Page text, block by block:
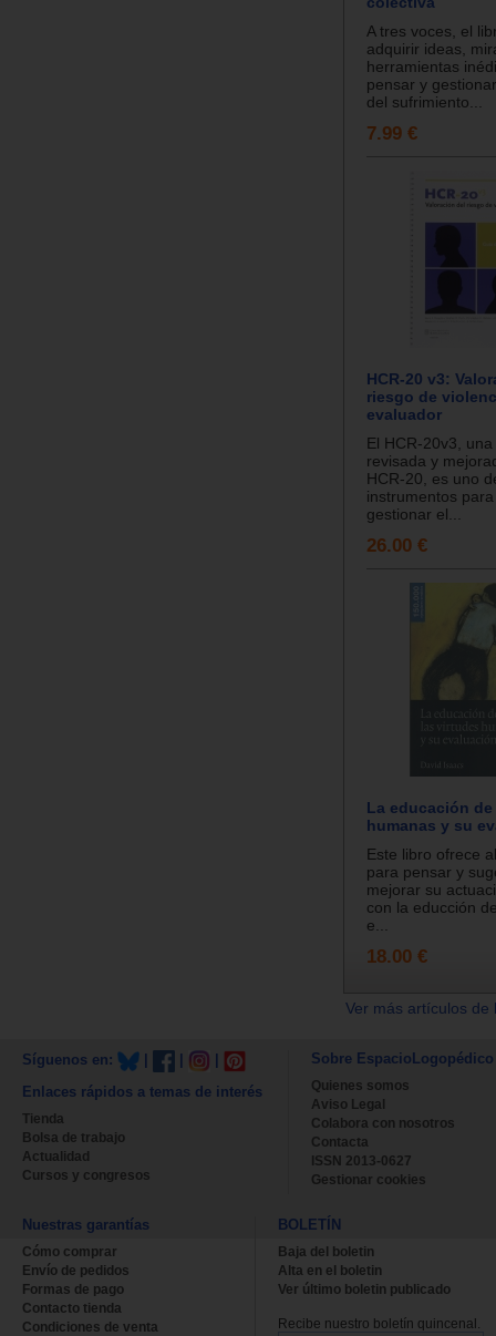
A tres voces, el
adquirir ideas,
herramientas
pensar y
del sufrimiento...
7.99 €
HCR-20 v3:
riesgo de
evaluador
El HCR-20v3,
revisada y
HCR-20, es uno
instrumentos
gestionar el...
26.00 €
La educación
humanas y su
Este libro ofrece
para pensar y
mejorar su
con la educción
e...
18.00 €
Ver más artículos
Síguenos en:
Enlaces rápidos a temas de interés
Tienda
Bolsa de trabajo
Actualidad
Cursos y congresos
Sobre EspacioLogopédico
Quienes somos
Aviso Legal
Colabora con nosotros
Contacta
ISSN 2013-0627
Gestionar cookies
Nuestras garantías
Cómo comprar
Envío de pedidos
Formas de pago
Contacto tienda
Condiciones de venta
BOLETÍN
Baja del boletin
Alta en el boletin
Ver último boletin publicado
Recibe nuestro boletín quincenal.